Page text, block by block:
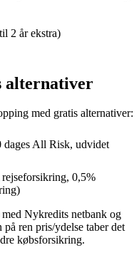
2 år ekstra)
alternativer
med gratis alternativer:
All Risk, udvidet
0,5%
Nykredits netbank og
ren pris/ydelse taber det
købsforsikring.